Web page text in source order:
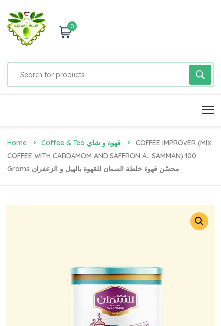
0
Home Coffee & Tea قهوة و شاي
COFFEE IMPROVER (MIX
COFFEE WITH CARDAMOM AND SAFFRON AL SAMMAN) 100
Grams محسّن قهوة خلطة السمان للقهوة بالهيل و الزعفران